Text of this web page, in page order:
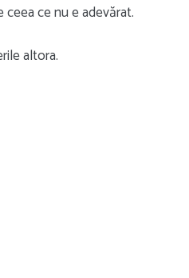
ce nu e adevărat.
altora.